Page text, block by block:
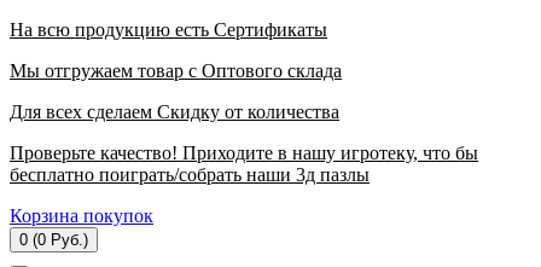
На всю продукцию есть Сертификаты
Мы отгружаем товар с Оптового склада
Для всех сделаем Скидку от количества
Проверьте качество! Приходите в нашу игротеку, что бы
бесплатно поиграть/собрать наши 3д пазлы
Корзина покупок
0 (0 Руб.)